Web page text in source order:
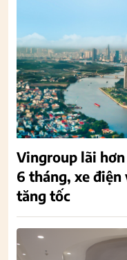
Vingroup lãi
6 tháng, xe điện
tăng tốc